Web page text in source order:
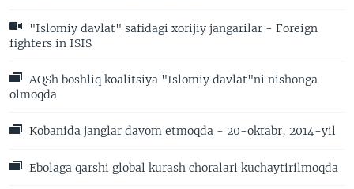
"Islomiy davlat" safidagi xorijiy jangarilar - Foreign
fighters in ISIS
AQSh boshliq koalitsiya "Islomiy davlat"ni nishonga
olmoqda
Kobanida janglar davom etmoqda - 20-oktabr, 2014-yil
Ebolaga qarshi global kurash choralari kuchaytirilmoqda